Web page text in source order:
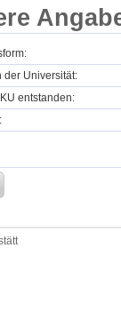
der Universität:
entstanden: